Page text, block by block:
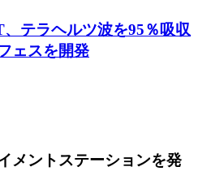
テラヘルツ波を95％吸収
ェスを開発
メントステーションを発